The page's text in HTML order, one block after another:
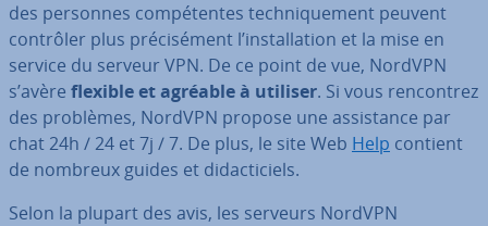
des personnes com­pé­tentes tech­ni­que­ment peuvent
contrôler plus pré­ci­sé­ment l’ins­tal­la­tion et la mise en
service du serveur VPN. De ce point de vue, NordVPN
s’avère flexible et agréable à utiliser. Si vous ren­con­trez
des problèmes, NordVPN propose une as­sis­tance par
chat 24h / 24 et 7j / 7. De plus, le site Web Help contient
de nombreux guides et di­dac­ti­ciels.
Selon la plupart des avis, les serveurs NordVPN